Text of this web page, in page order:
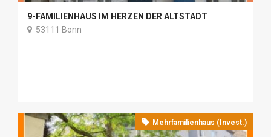
9-FAMILIENHAUS IM HERZEN DER ALTSTADT
53111 Bonn
Mehrfamilienhaus (Invest.)